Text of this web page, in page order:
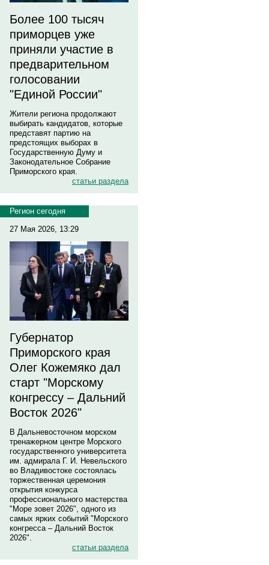
Более 100 тысяч
приморцев уже
приняли участие в
предварительном
голосовании
"Единой России"
Жители региона продолжают
выбирать кандидатов, которые
представят партию на
предстоящих выборах в
Государственную Думу и
Законодательное Собрание
Приморского края.
статьи раздела
Регион сегодня
27 Мая 2026, 13:29
Губернатор
Приморского края
Олег Кожемяко дал
старт "Морскому
конгрессу – Дальний
Восток 2026"
В Дальневосточном морском
тренажерном центре Морского
государственного университета
им. адмирала Г. И. Невельского
во Владивостоке состоялась
торжественная церемония
открытия конкурса
профессионального мастерства
"Море зовет 2026", одного из
самых ярких событий "Морского
конгресса – Дальний Восток
2026".
статьи раздела